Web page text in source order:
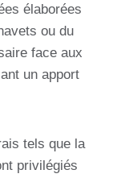
élaborées
ou du
face aux
un apport
tels que la
privilégiés